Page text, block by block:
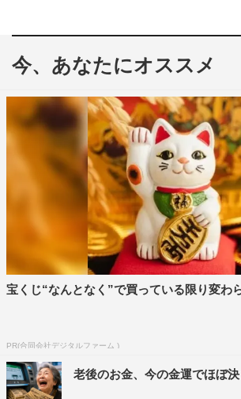
今、あなたにオススメ
宝くじ“なんとなく”で買っている限り変わ
PR(合同会社デジタルファーム )
老後のお金、今の金運でほぼ